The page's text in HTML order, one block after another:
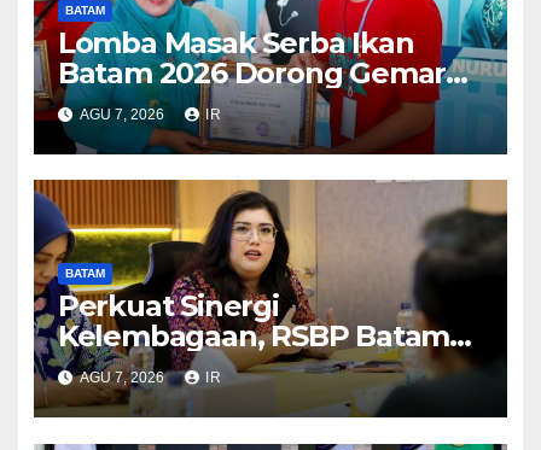
BATAM
Lomba Masak Serba Ikan
Batam 2026 Dorong Gemar
Makan Ikan
AGU 7, 2026 IR
BATAM
Perkuat Sinergi
Kelembagaan, RSBP Batam
dan BPOM Pastikan
Pelayanan dan Ketersediaan
Obat Aman
AGU 7, 2026 IR